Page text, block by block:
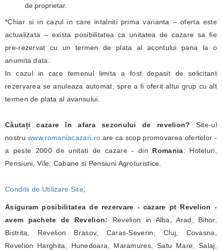
de proprietar.
*Chiar si in cazul in care intalniti prima varianta – oferta este
actualizata – exista posibilitatea ca unitatea de cazare sa fie
pre-rezervat cu un termen de plata al acontului pana la o
anumita data.
In cazul in care temenul limita a fost depasit de solicitant
rezervarea se anuleaza automat, spre a fi oferit altui grup cu alt
termen de plata al avansului.
Căutați cazare în afara sezonului de revelion? Site-ul
nostruwww.romaniacazari.ro are ca scop promovarea ofertelor -
a peste 2000 de unitati de cazare - din Romania: Hoteluri,
Pensiuni, Vile, Cabane si Pensiuni Agroturistice.
Conditii de Utilizare Site;
Asiguram posibilitatea de rezervare - cazare pt Revelion -
avem pachete de Revelion: Revelion in Alba, Arad, Bihor,
Bistrita, Revelion Brasov, Caras-Severin, Cluj, Covasna,
Revelion Harghita, Hunedoara, Maramures, Satu Mare, Salaj,